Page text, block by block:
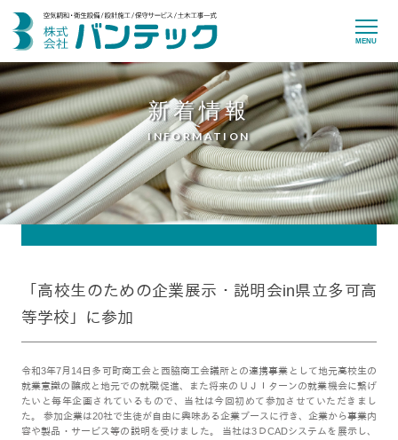
MENU
新着情報
INFORMATION
「高校生のための企業展示・説明会in県立多可高
等学校」に参加
令和3年7月14日多可町商工会と西脇商工会議所との連携事業として地元高校生の
就業意識の醸成と地元での就職促進、また将来のＵＪＩターンの就業機会に繋げ
たいと毎年企画されているもので、当社は今回初めて参加させていただきまし
た。 参加企業は20社で生徒が自由に興味ある企業ブースに行き、企業から事業内
容や製品・サービス等の説明を受けました。 当社は3ＤCADシステムを展示し、